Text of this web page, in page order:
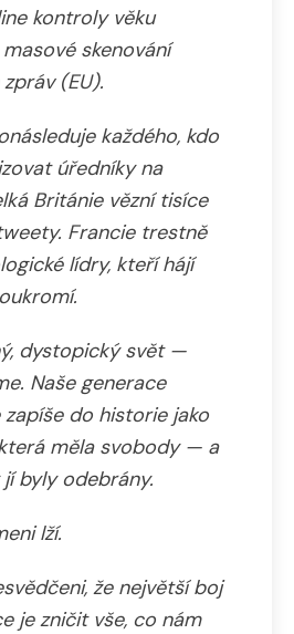
kontroly věku
skenování
(EU).
každého, kdo
úředníky na
Británie vězní tisíce
Francie trestně
lídry, kteří hájí
dystopický svět —
Naše generace
zapíše do historie jako
měla svobody — a
byly odebrány.
lží.
že největší boj
je zničit vše, co nám